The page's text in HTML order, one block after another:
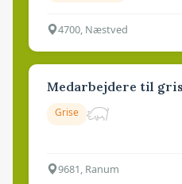
4700, Næstved
Medarbejdere til
Grise
9681, Ranum